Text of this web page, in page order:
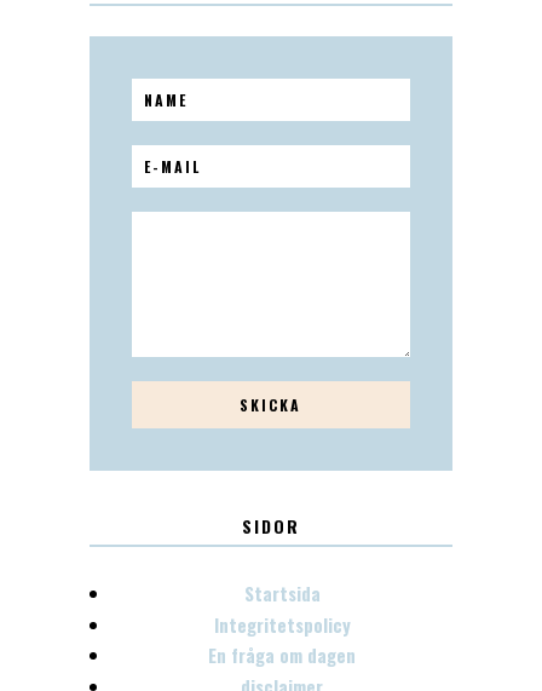
SIDOR
Startsida
Integritetspolicy
En fråga om dagen